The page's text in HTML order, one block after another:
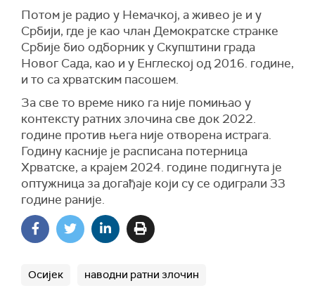
Потом је радио у Немачкој, а живео је и у
Србији, где је као члан Демократске странке
Србије био одборник у Скупштини града
Новог Сада, као и у Енглеској од 2016. године,
и то са хрватским пасошем.
За све то време нико га није помињао у
контексту ратних злочина све док 2022.
године против њега није отворена истрага.
Годину касније је расписана потерница
Хрватске, а крајем 2024. године подигнута је
оптужница за догађаје који су се одиграли 33
године раније.
Осијек наводни ратни злочин